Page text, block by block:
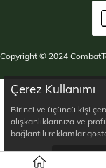
Copyright © 2024
Çerez Kullanımı
Birinci ve üçüncü kişi
alışkanlıklarınıza ve
bağlantılı reklamlar